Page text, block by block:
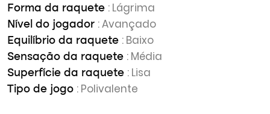
Forma da raquete : Lágrima
Nível do jogador : Avançado
Equilíbrio da raquete : Baixo
Sensação da raquete : Média
Superfície da raquete : Lisa
Tipo de jogo : Polivalente